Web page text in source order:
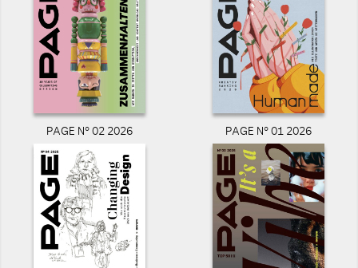
PAGE N° 02 2026 PAGE N° 01 2026